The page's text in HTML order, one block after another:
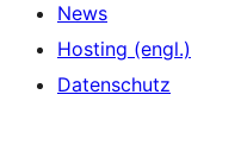
News
Hosting (engl.)
Datenschutz